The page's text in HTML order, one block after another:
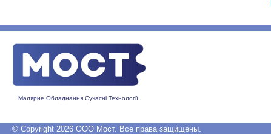
Малярне Обладнання Сучасні Технології
© Copyright 2026 ООО Мост. Все права защищены.